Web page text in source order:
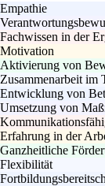
Empathie
Fachwissen in der
Motivation
Aktivierung von
Zusammenarbeit im
Entwicklung von
Umsetzung von
Erfahrung in der
Ganzheitliche
Flexibilität